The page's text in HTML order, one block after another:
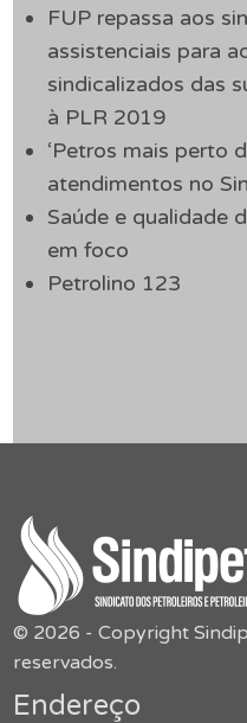
FUP repassa aos
assistenciais para
sindicalizados das
à PLR 2019
‘Petros mais perto
atendimentos no
Saúde e qualidade
em foco
Petrolino 123
© 2026 - Copyright
reservados.
Endereço